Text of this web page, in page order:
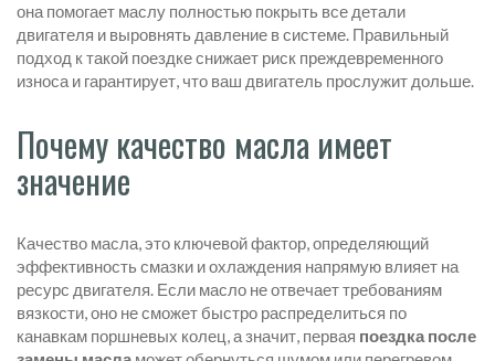
она помогает маслу полностью покрыть все детали
двигателя и выровнять давление в системе. Правильный
подход к такой поездке снижает риск преждевременного
износа и гарантирует, что ваш двигатель прослужит дольше.
Почему качество масла имеет
значение
Качество масла,это ключевой фактор, определяющий
эффективность смазки и охлаждения напрямую влияет на
ресурс двигателя. Если масло не отвечает требованиям
вязкости, оно не сможет быстро распределиться по
канавкам поршневых колец, а значит, первая поездка после